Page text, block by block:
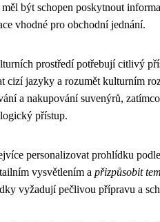
být schopen poskytnout
vhodné pro obchodní jednání.
prostředí potřebují citlivý
cizí jazyky a rozumět kulturním
a nakupování suvenýrů,
přístup.
personalizovat prohlídku
vysvětlením a přizpůsobit
vyžadují pečlivou přípravu a